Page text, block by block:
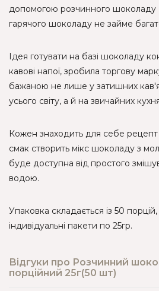
допомогою розчинного шоколаду
гарячого шоколаду не займе
Ідея готувати на базі шоколаду
кавові напої, зробила торгову
бажаною не лише у затишних
усього світу, а й на звичайних
Кожен знаходить для себе
смак створить мікс шоколаду з
буде доступна від простого
водою.
Упаковка складається із 50
індивідуальні пакети по 25гр.
Відгуки про Розчинний
порційний 25г(50 шт)